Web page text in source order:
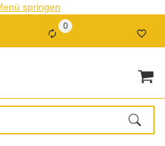
springen
0